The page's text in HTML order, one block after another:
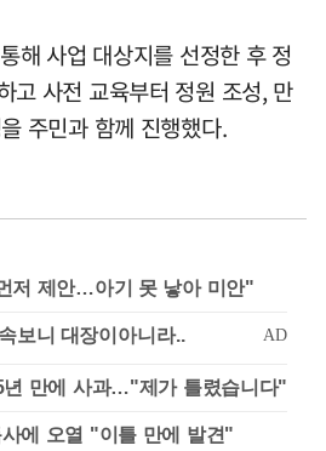
해 사업 대상지를 선정한 후 정
고 사전 교육부터 정원 조성, 만
주민과 함께 진행했다.
저 제안…아기 못 낳아 미안"
년 만에 사과…"제가 틀렸습니다"
에 오열 "이틀 만에 발견"